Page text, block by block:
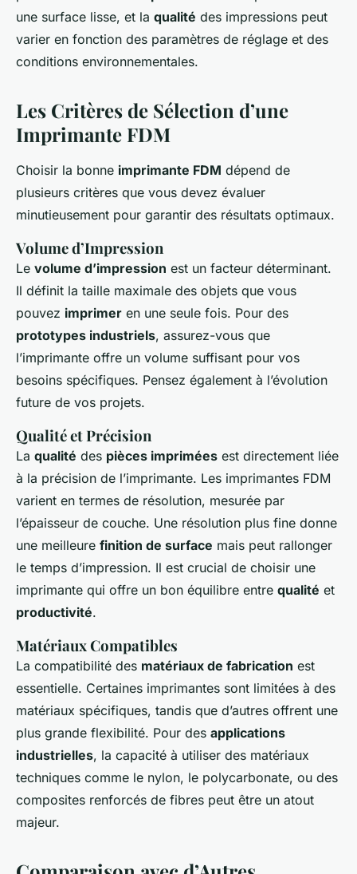
une surface lisse, et la qualité des impressions peut
varier en fonction des paramètres de réglage et des
conditions environnementales.
Les Critères de Sélection d’une
Imprimante FDM
Choisir la bonne imprimante FDM dépend de
plusieurs critères que vous devez évaluer
minutieusement pour garantir des résultats optimaux.
Volume d’Impression
Le volume d’impression est un facteur déterminant.
Il définit la taille maximale des objets que vous
pouvez imprimer en une seule fois. Pour des
prototypes industriels, assurez-vous que
l’imprimante offre un volume suffisant pour vos
besoins spécifiques. Pensez également à l’évolution
future de vos projets.
Qualité et Précision
La qualité des pièces imprimées est directement liée
à la précision de l’imprimante. Les imprimantes FDM
varient en termes de résolution, mesurée par
l’épaisseur de couche. Une résolution plus fine donne
une meilleure finition de surface mais peut rallonger
le temps d’impression. Il est crucial de choisir une
imprimante qui offre un bon équilibre entre qualité et
productivité.
Matériaux Compatibles
La compatibilité des matériaux de fabrication est
essentielle. Certaines imprimantes sont limitées à des
matériaux spécifiques, tandis que d’autres offrent une
plus grande flexibilité. Pour des applications
industrielles, la capacité à utiliser des matériaux
techniques comme le nylon, le polycarbonate, ou des
composites renforcés de fibres peut être un atout
majeur.